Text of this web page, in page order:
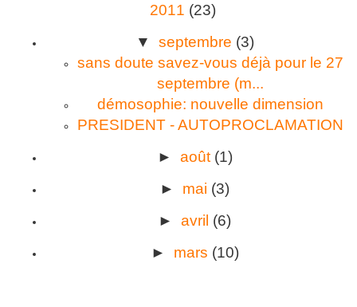
2011 (23)
▼
septembre (3)
sans doute savez-vous déjà pour le 27
septembre (m...
démosophie: nouvelle dimension
PRESIDENT - AUTOPROCLAMATION
►
août (1)
►
mai (3)
►
avril (6)
►
mars (10)